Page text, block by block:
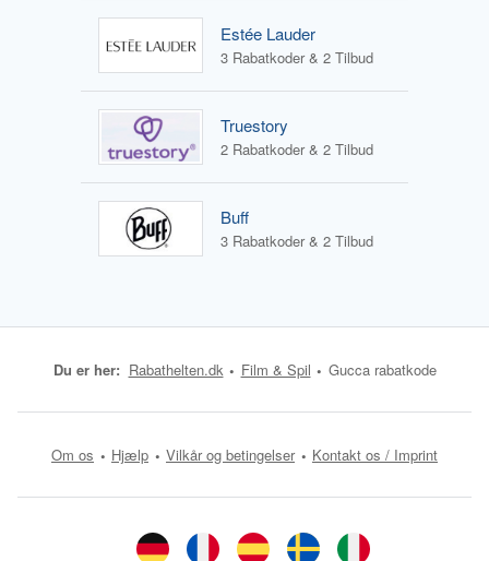
Estée Lauder
3 Rabatkoder & 2 Tilbud
Truestory
2 Rabatkoder & 2 Tilbud
Buff
3 Rabatkoder & 2 Tilbud
Du er her: Rabathelten.dk Film & Spil Gucca rabatkode
Om os Hjælp Vilkår og betingelser Kontakt os / Imprint